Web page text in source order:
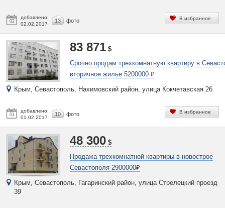
02
добавлено:
02.02.2017
13 фото В избранное
01
добавлено:
01.02.2017
10 фото
83 871 $
Срочно продам трехкомнатную квартиру в
вторичное жилье 5200000 ₽
Крым, Севастополь, Нахимовский район, улица Кокчетавская 26
В избранное
48 300 $
Продажа трехкомнатной квартиры в новострое
Севастополя 2900000₽
Крым, Севастополь, Гагаринский район, улица Стрелецкий проезд
39